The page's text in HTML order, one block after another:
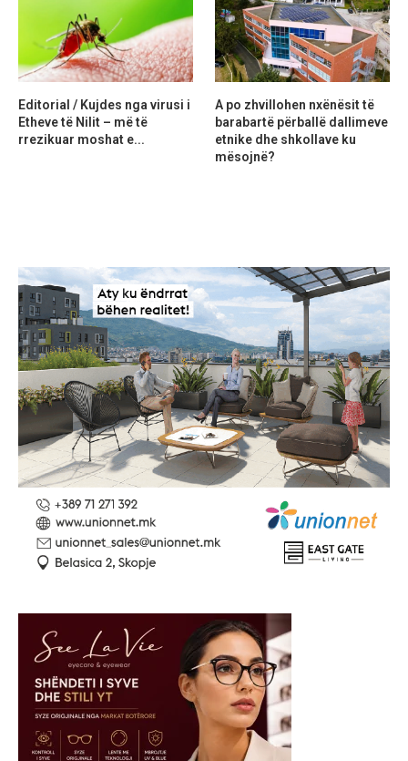
Editorial / Kujdes nga virusi i
Etheve të Nilit – më të
rrezikuar moshat e...
A po zhvillohen nxënësit të
barabartë përballë dallimeve
etnike dhe shkollave ku
mësojnë?